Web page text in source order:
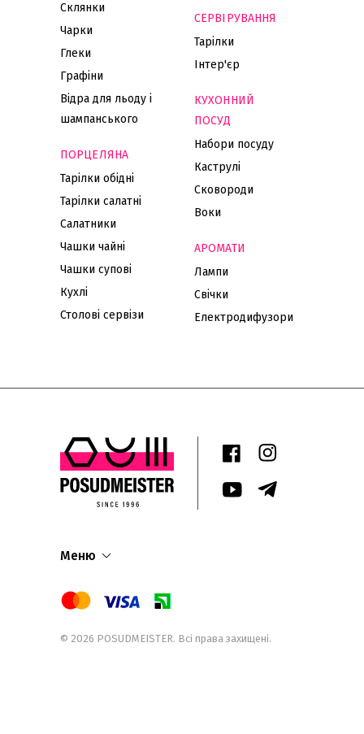
Склянки
Чарки
Глеки
Графіни
Відра для льоду і
шампанського
ПОРЦЕЛЯНА
Тарілки обідні
Тарілки салатні
Салатники
Чашки чайні
Чашки супові
Кухлі
Столові сервізи
СЕРВІРУВАННЯ
Тарілки
Інтер'єр
КУХОННИЙ
ПОСУД
Набори посуду
Каструлі
Сковороди
Воки
АРОМАТИ
Лампи
Свічки
Електродифузори
Меню
© 2026 POSUDMEISTER. Всі права захищені.